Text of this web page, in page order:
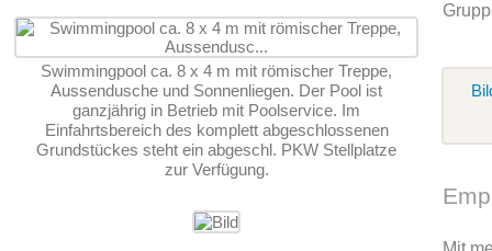
Swimmingpool ca. 8 x 4 m mit römischer Treppe,
Aussendusche und Sonnenliegen. Der Pool ist
ganzjährig in Betrieb mit Poolservice. Im
Einfahrtsbereich des komplett abgeschlossenen
Grundstückes steht ein abgeschl. PKW Stellplatze
zur Verfügung.